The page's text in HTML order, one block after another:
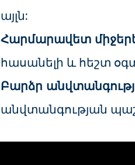
այլն:
Հարմարավետ
հասանելի և հեշտ
Բարձր
անվտանգության